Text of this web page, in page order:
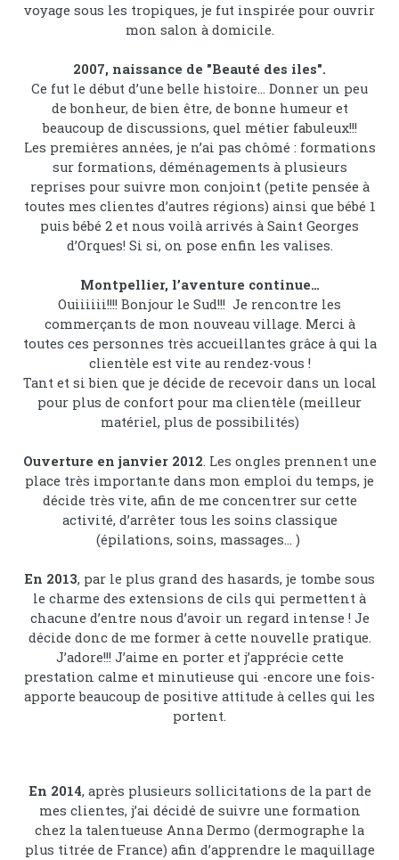
voyage sous les tropiques, je fut inspirée pour ouvrir
mon salon à domicile.
2007, naissance de "Beauté des iles".
Ce fut le début d’une belle histoire... Donner un peu
de bonheur, de bien être, de bonne humeur et
beaucoup de discussions, quel métier fabuleux!!!
Les premières années, je n’ai pas chômé : formations
sur formations, déménagements à plusieurs
reprises pour suivre mon conjoint (petite pensée à
toutes mes clientes d’autres régions) ainsi que bébé 1
puis bébé 2 et nous voilà arrivés à Saint Georges
d’Orques! Si si, on pose enfin les valises.
Montpellier, l’aventure continue…
Ouiiiiii!!!! Bonjour le Sud!!! Je rencontre les
commerçants de mon nouveau village. Merci à
toutes ces personnes très accueillantes grâce à qui la
clientèle est vite au rendez-vous !
Tant et si bien que je décide de recevoir dans un local
pour plus de confort pour ma clientèle (meilleur
matériel, plus de possibilités)
Ouverture en janvier 2012. Les ongles prennent une
place très importante dans mon emploi du temps, je
décide très vite, afin de me concentrer sur cette
activité, d’arrêter tous les soins classique
(épilations, soins, massages… )
En 2013, par le plus grand des hasards, je tombe sous
le charme des extensions de cils qui permettent à
chacune d’entre nous d’avoir un regard intense ! Je
décide donc de me former à cette nouvelle pratique.
J’adore!!! J’aime en porter et j’apprécie cette
prestation calme et minutieuse qui -encore une fois-
apporte beaucoup de positive attitude à celles qui les
portent.
En 2014, après plusieurs sollicitations de la part de
mes clientes, j’ai décidé de suivre une formation
chez la talentueuse Anna Dermo (dermographe la
plus titrée de France) afin d’apprendre le maquillage